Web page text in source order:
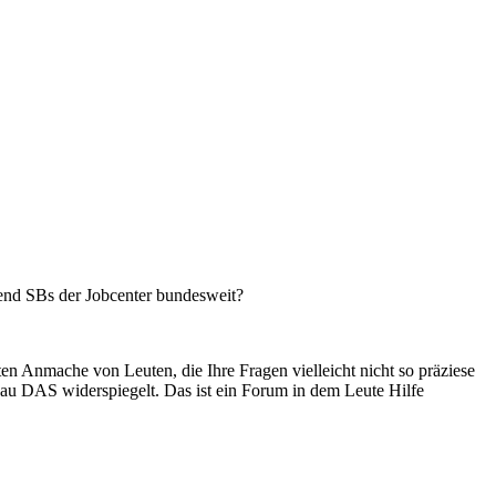
SBs der Jobcenter bundesweit?
Anmache von Leuten, die Ihre Fragen vielleicht nicht so präziese
DAS widerspiegelt. Das ist ein Forum in dem Leute Hilfe